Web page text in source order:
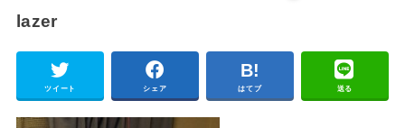
lazer
ツイート シェア はてブ 送る